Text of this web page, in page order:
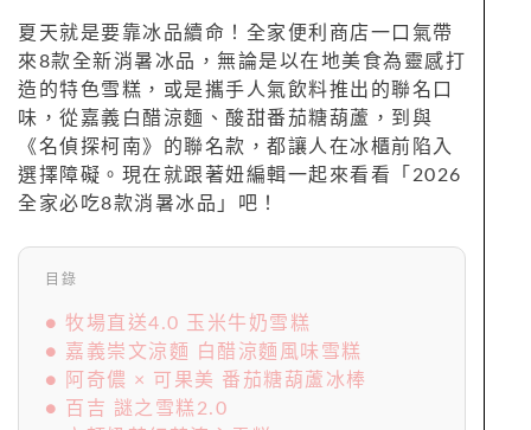
夏天就是要靠冰品續命！全家便利商店一口氣帶
來8款全新消暑冰品，無論是以在地美食為靈感打
造的特色雪糕，或是攜手人氣飲料推出的聯名口
味，從嘉義白醋涼麵、酸甜番茄糖葫蘆，到與
《名偵探柯南》的聯名款，都讓人在冰櫃前陷入
選擇障礙。現在就跟著妞編輯一起來看看「2026
全家必吃8款消暑冰品」吧！
目錄
● 牧場直送4.0 玉米牛奶雪糕
● 嘉義崇文涼麵 白醋涼麵風味雪糕
● 阿奇儂 × 可果美 番茄糖葫蘆冰棒
● 百吉 謎之雪糕2.0